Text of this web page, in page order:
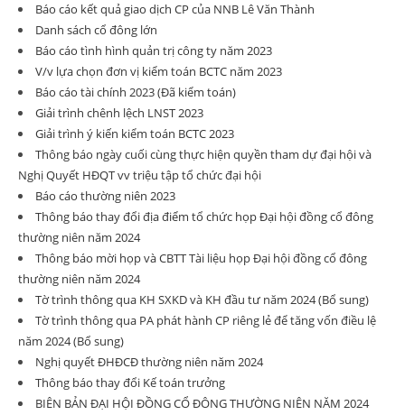
Báo cáo kết quả giao dịch CP của NNB Lê Văn Thành
Danh sách cổ đông lớn
Báo cáo tình hình quản trị công ty năm 2023
V/v lựa chọn đơn vị kiểm toán BCTC năm 2023
Báo cáo tài chính 2023 (Đã kiểm toán)
Giải trình chênh lệch LNST 2023
Giải trình ý kiến kiểm toán BCTC 2023
Thông báo ngày cuối cùng thực hiện quyền tham dự đại hội và
Nghị Quyết HĐQT vv triệu tập tổ chức đại hội
Báo cáo thường niên 2023
Thông báo thay đổi địa điểm tổ chức họp Đại hội đồng cổ đông
thường niên năm 2024
Thông báo mời họp và CBTT Tài liệu họp Đại hội đồng cổ đông
thường niên năm 2024
Tờ trình thông qua KH SXKD và KH đầu tư năm 2024 (Bổ sung)
Tờ trình thông qua PA phát hành CP riêng lẻ để tăng vốn điều lệ
năm 2024 (Bổ sung)
Nghị quyết ĐHĐCĐ thường niên năm 2024
Thông báo thay đổi Kế toán trưởng
BIÊN BẢN ĐẠI HỘI ĐỒNG CỔ ĐÔNG THƯỜNG NIÊN NĂM 2024